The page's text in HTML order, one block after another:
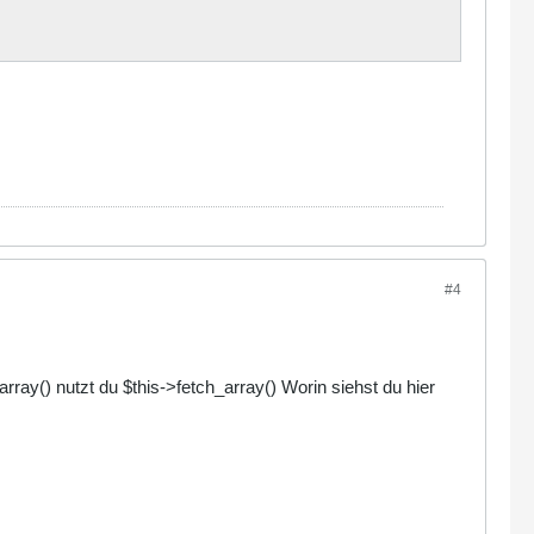
#4
nutzt du $this->fetch_array() Worin siehst du hier